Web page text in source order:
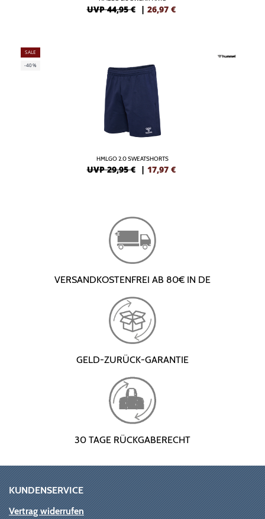
UVP 44,95 € | 26,97 €
SALE
-40%
HMLGO 2.0 SWEATSHORTS
UVP 29,95 € | 17,97 €
VERSANDKOSTENFREI AB 80€ IN DE
GELD-ZURÜCK-GARANTIE
30 TAGE RÜCKGABERECHT
KUNDENSERVICE
Vertrag widerrufen